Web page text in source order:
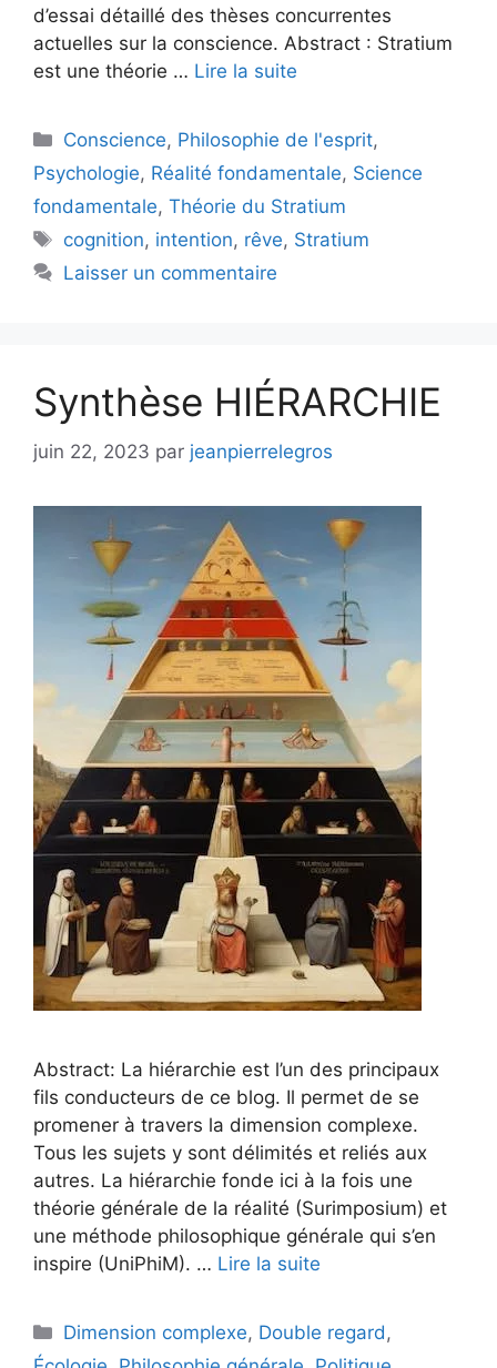
d’essai détaillé des thèses concurrentes
actuelles sur la conscience. Abstract : Stratium
est une théorie … Lire la suite
Catégories
Conscience, Philosophie de l'esprit,
Psychologie, Réalité fondamentale, Science
fondamentale, Théorie du Stratium
Étiquettes
cognition, intention, rêve, Stratium
Laisser un commentaire
Synthèse HIÉRARCHIE
juin 22, 2023 par jeanpierrelegros
Abstract: La hiérarchie est l’un des principaux
fils conducteurs de ce blog. Il permet de se
promener à travers la dimension complexe.
Tous les sujets y sont délimités et reliés aux
autres. La hiérarchie fonde ici à la fois une
théorie générale de la réalité (Surimposium) et
une méthode philosophique générale qui s’en
inspire (UniPhiM). … Lire la suite
Catégories
Dimension complexe, Double regard ,